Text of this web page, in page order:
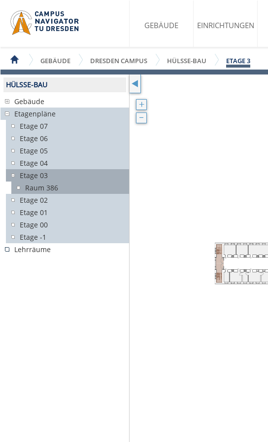
GEBÄUDE EINRICHTUNGEN
GEBÄUDE DRESDEN CAMPUS HÜLSSE-BAU ETAGE 3
HÜLSSE-BAU
Gebäude
Etagenpläne
Etage 07
Etage 06
Etage 05
Etage 04
Etage 03
Raum 386
Etage 02
Etage 01
Etage 00
Etage -1
Lehrräume